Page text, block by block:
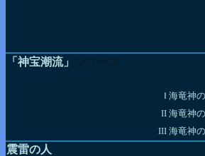
「神宝潮流」 シリーズ
Ⅰ 海竜神
II 海竜神
III 海竜神
震雷の人